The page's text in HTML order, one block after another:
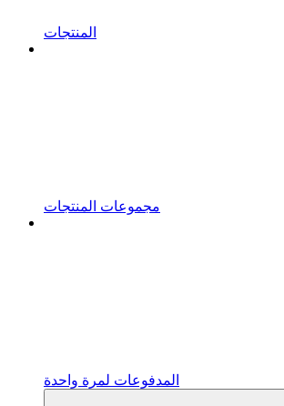
المنتجات
مجموعات المنتجات
المدفوعات لمرة واحدة